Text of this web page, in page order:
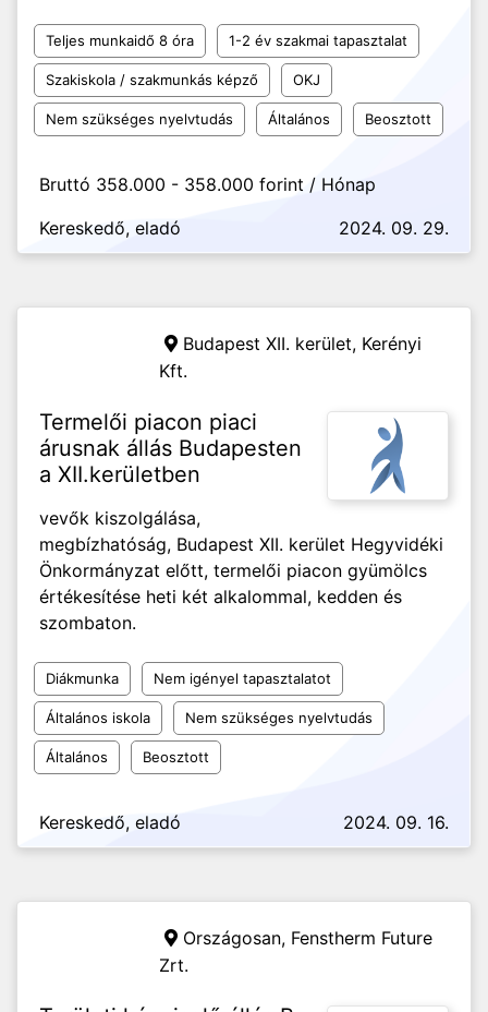
Teljes munkaidő 8 óra 1-2 év szakmai tapasztalat
Szakiskola / szakmunkás képző OKJ
Nem szükséges nyelvtudás Általános Beosztott
Bruttó 358.000 - 358.000 forint / Hónap
Kereskedő, eladó
2024. 09. 29.
Budapest XII. kerület, Kerényi
Kft.
Termelői piacon piaci
árusnak állás Budapesten
a XII.kerületben
vevők kiszolgálása,
megbízhatóság, Budapest XII. kerület Hegyvidéki
Önkormányzat előtt, termelői piacon gyümölcs
értékesítése heti két alkalommal, kedden és
szombaton.
Diákmunka Nem igényel tapasztalatot
Általános iskola Nem szükséges nyelvtudás
Általános Beosztott
Kereskedő, eladó 2024. 09. 16.
Országosan, Fenstherm Future
Zrt.